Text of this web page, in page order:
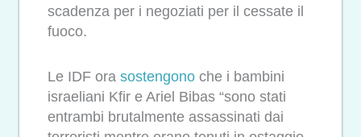
scadenza per i negoziati per il cessate il
fuoco.
Le IDF ora sostengono che i bambini
israeliani Kfir e Ariel Bibas “sono stati
entrambi brutalmente assassinati dai